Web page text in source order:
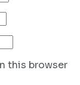
this browser